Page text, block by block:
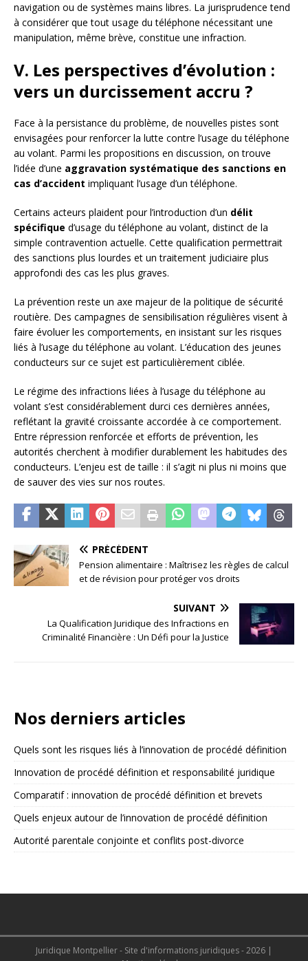
navigation ou de systèmes mains libres. La jurisprudence tend
à considérer que tout usage du téléphone nécessitant une
manipulation, même brève, constitue une infraction.
V. Les perspectives d’évolution :
vers un durcissement accru ?
Face à la persistance du problème, de nouvelles pistes sont
envisagées pour renforcer la lutte contre l’usage du téléphone
au volant. Parmi les propositions en discussion, on trouve
l’idée d’une aggravation systématique des sanctions en
cas d’accident impliquant l’usage d’un téléphone.
Certains acteurs plaident pour l’introduction d’un délit
spécifique d’usage du téléphone au volant, distinct de la
simple contravention actuelle. Cette qualification permettrait
des sanctions plus lourdes et un traitement judiciaire plus
approfondi des cas les plus graves.
La prévention reste un axe majeur de la politique de sécurité
routière. Des campagnes de sensibilisation régulières visent à
faire évoluer les comportements, en insistant sur les risques
liés à l’usage du téléphone au volant. L’éducation des jeunes
conducteurs sur ce sujet est particulièrement ciblée.
Le régime des infractions liées à l’usage du téléphone au
volant s’est considérablement durci ces dernières années,
reflétant la gravité croissante accordée à ce comportement.
Entre répression renforcée et efforts de prévention, les
autorités cherchent à modifier durablement les habitudes des
conducteurs. L’enjeu est de taille : il s’agit ni plus ni moins que
de sauver des vies sur nos routes.
PRÉCÉDENT
Pension alimentaire : Maîtrisez les règles de calcul
et de révision pour protéger vos droits
SUIVANT
La Qualification Juridique des Infractions en
Criminalité Financière : Un Défi pour la Justice
Nos derniers articles
Quels sont les risques liés à l’innovation de procédé définition
Innovation de procédé définition et responsabilité juridique
Comparatif : innovation de procédé définition et brevets
Quels enjeux autour de l’innovation de procédé définition
Autorité parentale conjointe et conflits post-divorce
Juridique Montpellier - Site d'informations juridiques - 2026 |